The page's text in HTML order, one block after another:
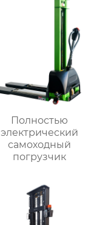
Полностью
электрический
самоходный
погрузчик